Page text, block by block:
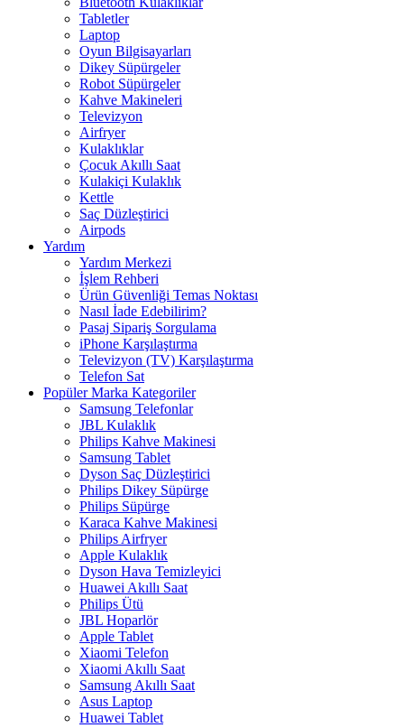
Tabletler
Laptop
Oyun Bilgisayarları
Dikey Süpürgeler
Robot Süpürgeler
Kahve Makineleri
Televizyon
Airfryer
Kulaklıklar
Çocuk Akıllı Saat
Kulakiçi Kulaklık
Kettle
Saç Düzleştirici
Airpods
Yardım
Yardım Merkezi
İşlem Rehberi
Ürün Güvenliği Temas Noktası
Nasıl İade Edebilirim?
Pasaj Sipariş Sorgulama
iPhone Karşılaştırma
Televizyon (TV) Karşılaştırma
Telefon Sat
Popüler Marka Kategoriler
Samsung Telefonlar
JBL Kulaklık
Philips Kahve Makinesi
Samsung Tablet
Dyson Saç Düzleştirici
Philips Dikey Süpürge
Philips Süpürge
Karaca Kahve Makinesi
Philips Airfryer
Apple Kulaklık
Dyson Hava Temizleyici
Huawei Akıllı Saat
Philips Ütü
JBL Hoparlör
Apple Tablet
Xiaomi Telefon
Xiaomi Akıllı Saat
Samsung Akıllı Saat
Asus Laptop
Huawei Tablet